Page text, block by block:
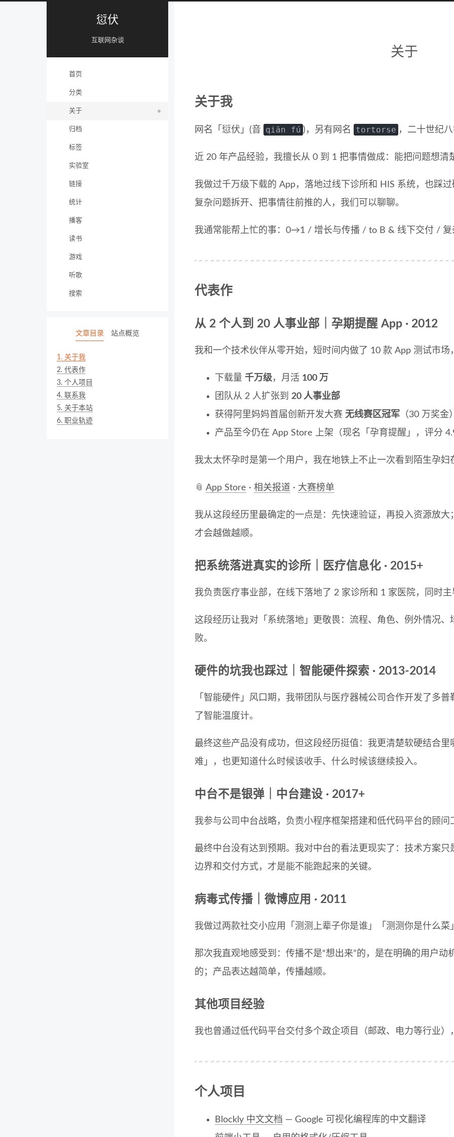
愆伏
互联网杂谈
首页
分类
关于
归档
标签
实验室
链接
统计
播客
读书
游戏
听歌
搜索
文章目录 站点概览
1. 关于我
2. 代表作
3. 个人项目
4. 联系我
5. 关于本站
6. 职业轨迹
关于
关于我
网名「愆伏」(音 qiān fú )，另有网名 tortorse ，二十世纪
近 20 年产品经验，我擅长从 0 到 1 把事情做成：能把问题想清
我做过千万级下载的 App，落地过线下诊所和 HIS 系统，也踩
复杂问题拆开、把事情往前推的人，我们可以聊聊。
我通常能帮上忙的事：0→1 / 增长与传播 / to B & 线下交付 /
代表作
从 2 个人到 20 人事业部｜孕期提醒 App · 2012
我和一个技术伙伴从零开始，短时间内做了 10 款 App 测试市
下载量 千万级，月活 100 万
团队从 2 人扩张到 20 人事业部
获得阿里妈妈首届创新开发大赛 无线赛区冠军 （30 万奖金
产品至今仍在 App Store 上架（现名「孕育提醒」，评分
我太太怀孕时是第一个用户，我在地铁上不止一次看到陌生孕妇
📎 App Store · 相关报道 · 大赛榜单
我从这段经历里最确定的一点是：先快速验证，再投入资源放
才会越做越顺。
把系统落进真实的诊所｜医疗信息化 · 2015+
我负责医疗事业部，在线下落地了 2 家诊所和 1 家医院，同时
这段经历让我对「系统落地」更敬畏：流程、角色、例外情况
败。
硬件的坑我也踩过｜智能硬件探索 · 2013-2014
「智能硬件」风口期，我带团队与医疗器械公司合作开发了多
了智能温度计。
最终这些产品没有成功，但这段经历挺值：我更清楚软硬结合
难」，也更知道什么时候该收手、什么时候该继续投入。
中台不是银弹｜中台建设 · 2017+
我参与公司中台战略，负责小程序框架搭建和低代码平台的顾问
最终中台没有达到预期。我对中台的看法更现实了：技术方案
边界和交付方式，才是能不能跑起来的关键。
病毒式传播｜微博应用 · 2011
我做过两款社交小应用「测测上辈子你是谁」「测测你是什么
那次我直观地感受到：传播不是“想出来”的，是在明确的用户
的；产品表达越简单，传播越顺。
其他项目经验
我也曾通过低代码平台交付多个政企项目（邮政、电力等行业
个人项目
Blockly 中文文档 — Google 可视化编程库的中文翻译